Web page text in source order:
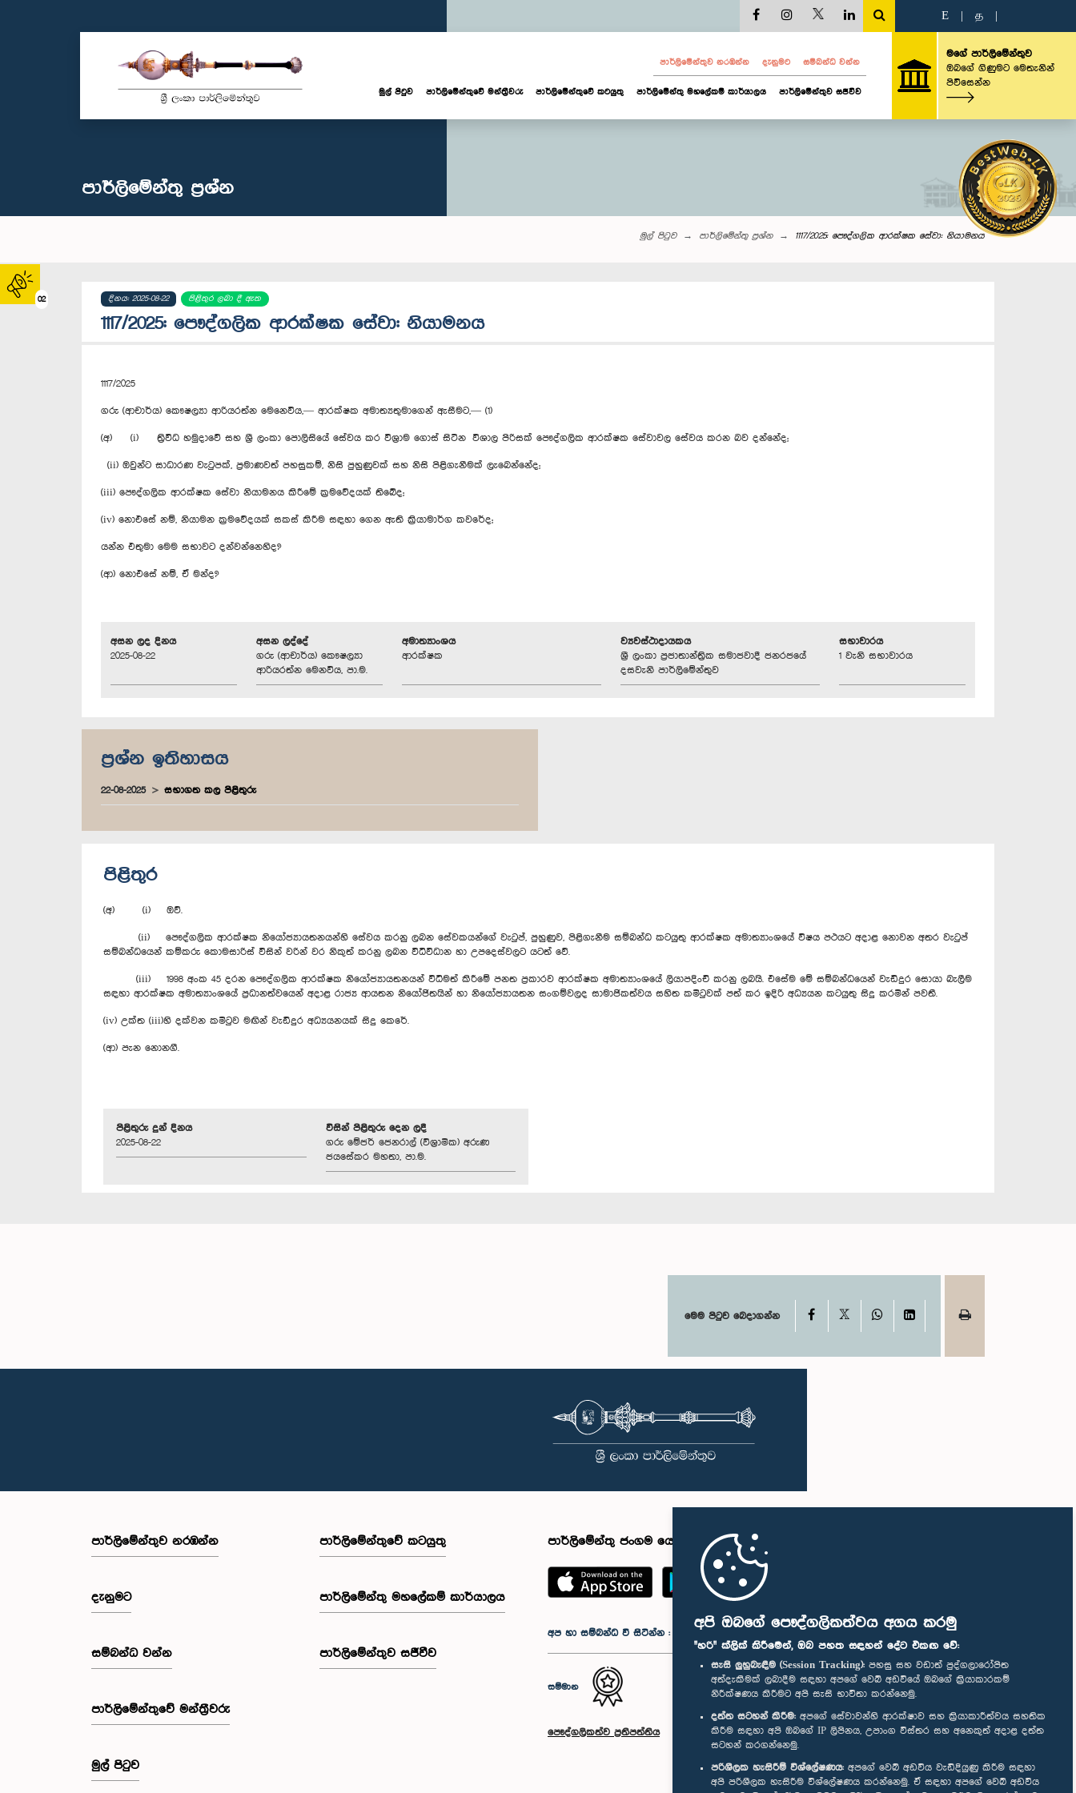
අපි ඔබගේ පෞද්ගලිකත්වය අගය කරමු
"හරි" ක්ලික් කිරීමෙන්, ඔබ පහත සඳහන් දේට එකඟ වේ:
සැසි ලුහුබැඳීම (Session Tracking): පහසු සහ වඩාත් පුද්ගලාරෝපිත
අත්දැකීමක් ලබාදීම සඳහා අපගේ වෙබ් අඩවියේ ඔබගේ ක්‍රියාකාරකම්
නිරීක්ෂණය කිරීමට අපි සැසි භාවිතා කරන්නෙමු.
දත්ත සටහන් කිරීම: අපගේ සේවාවන්හි ආරක්ෂාව සහ ක්‍රියාකාරීත්වය සහතික
කිරීම සඳහා අපි ඔබගේ IP ලිපිනය, උපාංග විස්තර සහ අනෙකුත් අදාළ දත්ත
සටහන් කරගන්නෙමු.
පරිශීලක හැසිරීම් විශ්ලේෂණය: අපගේ වෙබ් අඩවිය වැඩිදියුණු කිරීම සඳහා
අපි පරිශීලක හැසිරීම විශ්ලේෂණය කරන්නෙමු. ඒ සඳහා අපගේ වෙබ් අඩවිය
02
E த
පාර්ලි‌මේන්තුව නරඹන්න දැනුමට සම්බන්ධ වන්න
මුල් පිටුව පාර්ලි‌මේන්තුවේ මන්ත්‍රීවරු පාර්ලිමේන්තුවේ කටයුතු පාර්ලිමේන්තු මහලේකම් කාර්යාලය පාර්ලිමේන්තුව සජීවීව
මගේ පාර්ලිමේන්තුව
ඔබගේ ගිණුමට මෙතැනින්
පිවිසෙන්න
පාර්ලි‌මේන්තු‌ ප්‍රශ්න
මුල් පිටුව පාර්ලි‌මේන්තු‌ ප්‍රශ්න 1117/2025: පෞද්ගලික ආරක්ෂක සේවා: නියාමනය
දිනය: 2025-08-22 පිළිතුර ලබා දී ඇත
1117/2025: පෞද්ගලික ආරක්ෂක සේවා: නියාමනය
1117/2025
ගරු (ආචාර්ය) කෞෂල්‍යා ආරියරත්න මෙනෙවිය,— ආරක්ෂක අමාත්‍යතුමාගෙන් ඇසීමට,— (1)
(අ) (i) ත්‍රිවිධ හමුදාවේ සහ ශ්‍රී ලංකා පොලිසියේ සේවය කර විශ්‍රාම ගොස් සිටින විශාල පිරිසක් පෞද්ගලික ආරක්ෂක සේවාවල සේවය කරන බව දන්නේද;
(ii) ඔවුන්ට සාධාරණ වැටුපක්, ප්‍රමාණවත් පහසුකම්, නිසි පුහුණුවක් සහ නිසි පිළිගැනීමක් ලැබෙන්නේද;
(iii) පෞද්ගලික ආරක්ෂක සේවා නියාමනය කිරීමේ ක්‍රමවේදයක් තිබේද;
(iv) නොඑසේ නම්, නියාමන ක්‍රමවේදයක් සකස් කිරීම සඳහා ගෙන ඇති ක්‍රියාමාර්ග කවරේද;
යන්න එතුමා මෙම සභාවට දන්වන්නෙහිද?
(ආ) නොඑසේ නම්, ඒ මන්ද?
අසන ලද දිනය
2025-08-22
අසන ලද්දේ
ගරු (ආචාර්ය) කෞෂල්‍යා
ආරියරත්න මෙනවිය, පා.ම.
අමාත්‍යාංශය
ආරක්ෂක
ව්‍යවස්ථාදායකය
ශ්‍රී ලංකා ප්‍රජාතාන්ත්‍රික සමාජවාදී ජනරජයේ
දසවැනි පාර්ලිමේන්තුව
සභාවාරය
1 වැනි සභාවාරය
ප්‍රශ්න ඉතිහාසය
22-08-2025 සභාගත කල පිළිතුරු
පිළිතුර
(අ)‍ (i) ඔව්.
(ii) පෞද්ගලික ආරක්ෂක නියෝජ්‍යායතනයන්හි සේවය කරනු ලබන සේවකයන්ගේ වැටුප්, පුහුණුව, පිළිගැනීම සම්බන්ධ කටයුතු ආරක්ෂක අමාත්‍යාංශයේ විෂය පථයට අදාළ නොවන අතර වැටුප්
සම්බන්ධයෙන් කම්කරු කොමසාරිස් විසින් වරින් වර නිකුත් කරනු ලබන විධිවිධාන හා උපදෙස්වලට යටත් වේ.
(iii) 1998 අංක 45 දරන පෞද්ගලික ආරක්ෂක නියෝජ්‍යායතනයන් විධිමත් කිරීමේ පනත ප්‍රකාරව ආරක්ෂක අමාත්‍යාංශයේ ලියාපදිංචි කරනු ලබයි. එසේම මේ සම්බන්ධයෙන් වැඩිදුර සොයා බැලීම
සඳහා ආරක්ෂක අමාත්‍යාංශයේ ප්‍රධානත්වයෙන් අදාළ රාජ්‍ය ආයතන නියෝජිතයින් හා නියෝජ්‍යායතන සංගම්වලද සාමාජිකත්වය සහිත කමිටුවක් පත් කර ඉදිරි අධ්‍යයන කටයුතු සිදු කරමින් පවතී.
(iv) උක්ත (iii)හි දක්වන කමිටුව මඟින් වැඩිදුර අධ්‍යයනයක් සිදු කෙරේ.
(ආ) පැන නොනගී.
පිළිතුරු දුන් දිනය
2025-08-22
විසින් පිළිතුරු දෙන ලදී
ගරු මේජර් ‍ජෙනරාල් (විශ්‍රාමික) අරුණ
ජයසේකර මහතා, පා.ම.
මෙම පිටුව බෙදාගන්න Facebook WhatsAppLinkedIn
පාර්ලි‌මේන්තුව නරඹන්න
දැනුමට
සම්බන්ධ වන්න
පාර්ලි‌මේන්තුවේ මන්ත්‍රීවරු
මුල් පිටුව
පාර්ලිමේන්තුවේ කටයුතු
පාර්ලිමේන්තු මහලේකම් කාර්යාලය
පාර්ලිමේන්තුව සජීවීව
පාර්ලිමේන්තු ජංගම යෙදුම
අප හා සම්බන්ධ වී සිටින්න :
සම්මාන
පෞද්ගලිකත්ව ප්‍රතිපත්තිය